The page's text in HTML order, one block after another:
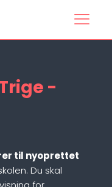
-
til nyoprettet
Du skal